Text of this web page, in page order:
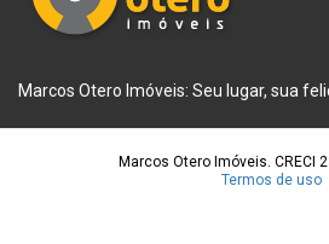
Marcos Otero Imóveis: Seu lugar, sua
Marcos Otero Imóveis. CRECI
Termos de uso